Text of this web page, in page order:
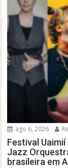
ago 6, 2026
Festival
Jazz
brasileira em